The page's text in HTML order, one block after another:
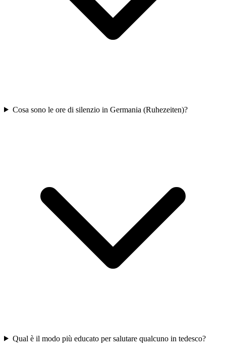
Cosa sono le ore di silenzio in Germania (Ruhezeiten)?
Qual è il modo più educato per salutare qualcuno in tedesco?